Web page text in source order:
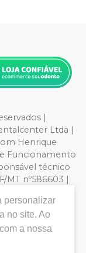
|
Ltda |
Henrique
Funcionamento
técnico
MT nº586603 |
virtual estão
de preços
Compra. Não
o
personalizar
no site. Ao
a nossa